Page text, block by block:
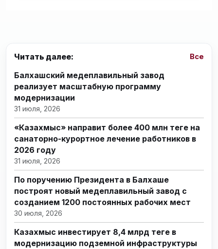
Читать далее: Все
Балхашский медеплавильный завод
реализует масштабную программу
модернизации
31 июля, 2026
«Казахмыс» направит более 400 млн теңге на
санаторно-курортное лечение работников в
2026 году
31 июля, 2026
По поручению Президента в Балхаше
построят новый медеплавильный завод с
созданием 1200 постоянных рабочих мест
30 июля, 2026
Казахмыс инвестирует 8,4 млрд теңге в
модернизацию подземной инфраструктуры